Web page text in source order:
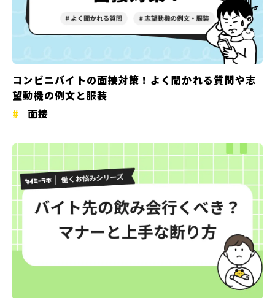
コンビニバイトの面接対策！よく聞かれる質問や志
望動機の例文と服装
面接